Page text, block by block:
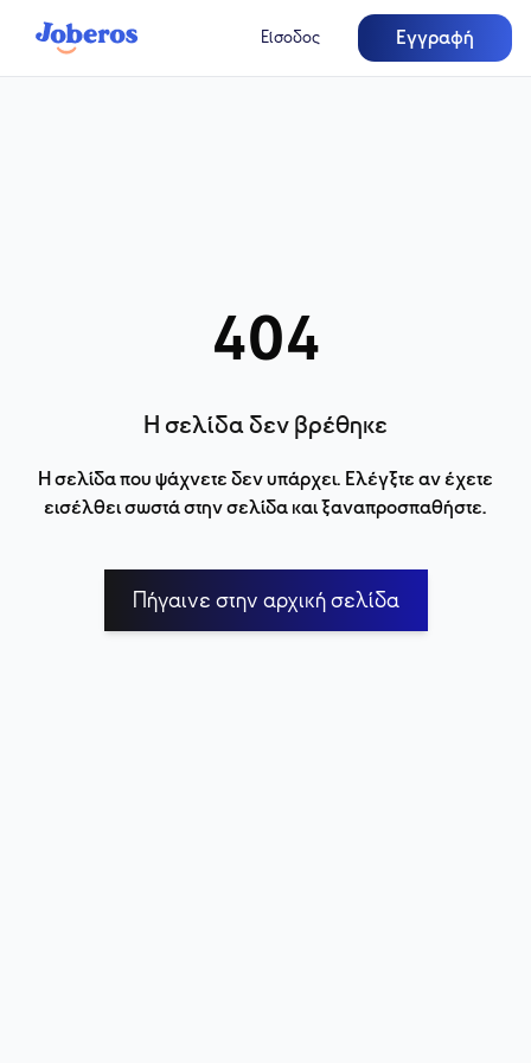
Είσοδος Εγγραφή
404
Η σελίδα δεν βρέθηκε
Η σελίδα που ψάχνετε δεν υπάρχει. Ελέγξτε αν έχετε
εισέλθει σωστά στην σελίδα και ξαναπροσπαθήστε.
Πήγαινε στην αρχική σελίδα